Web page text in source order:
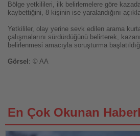
Bölge yetkilileri, ilk belirlemelere göre
kaybettiğini, 8 kişinin ise yaralandığını
Yetkililer, olay yerine sevk edilen arama
çalışmalarını sürdürdüğünü belirterek,
belirlenmesi amacıyla soruşturma
Görsel : © AA
En Çok Okunan